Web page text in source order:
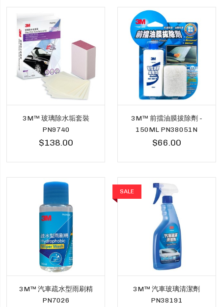
3M™ 玻璃除水垢套裝
PN9740
$138.00
3M™ 前擋油膜拔除劑 -
150ML PN38051N
$66.00
3M™ 汽車疏水型雨刷精
PN7026
SALE
3M™ 汽車玻璃清潔劑
PN38191